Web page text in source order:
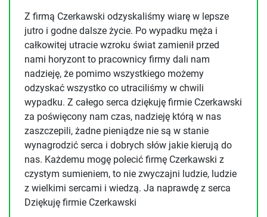
Z firmą Czerkawski odzyskaliśmy wiarę w lepsze
jutro i godne dalsze życie. Po wypadku męża i
całkowitej utracie wzroku świat zamienił przed
nami horyzont to pracownicy firmy dali nam
nadzieję, że pomimo wszystkiego możemy
odzyskać wszystko co utraciliśmy w chwili
wypadku. Z całego serca dziękuję firmie Czerkawski
za poświęcony nam czas, nadzieję którą w nas
zaszczepili, żadne pieniądze nie są w stanie
wynagrodzić serca i dobrych słów jakie kierują do
nas. Każdemu mogę polecić firmę Czerkawski z
czystym sumieniem, to nie zwyczajni ludzie, ludzie
z wielkimi sercami i wiedzą. Ja naprawdę z serca
Dziękuję firmie Czerkawski